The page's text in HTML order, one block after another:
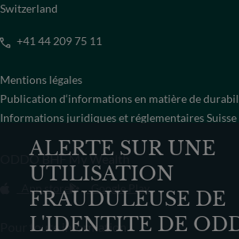
ALERTE SUR UNE
UTILISATION
FRAUDULEUSE DE
L'IDENTITE DE
Switzerland
+41 44 209 75 11
Mentions légales
Publication d‘informations en matière de
Informations juridiques et réglementaires Suisse
ODDO BHF My Wealth
App store Google Play
Pour toute information